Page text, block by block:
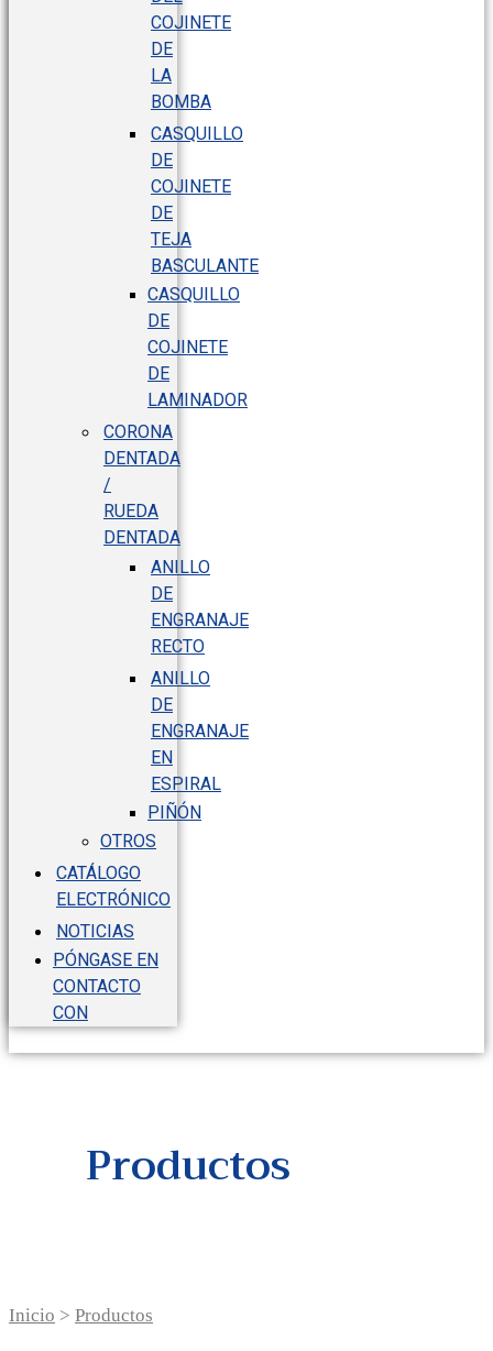
COJINETE
DE
LA
BOMBA
CASQUILLO
DE
COJINETE
DE
TEJA
BASCULANTE
CASQUILLO
DE
COJINETE
DE
LAMINADOR
CORONA
DENTADA
/
RUEDA
DENTADA
ANILLO
DE
ENGRANAJE
RECTO
ANILLO
DE
ENGRANAJE
EN
ESPIRAL
PIÑÓN
OTROS
CATÁLOGO
ELECTRÓNICO
NOTICIAS
PÓNGASE EN
CONTACTO
CON
Productos
Inicio > Productos